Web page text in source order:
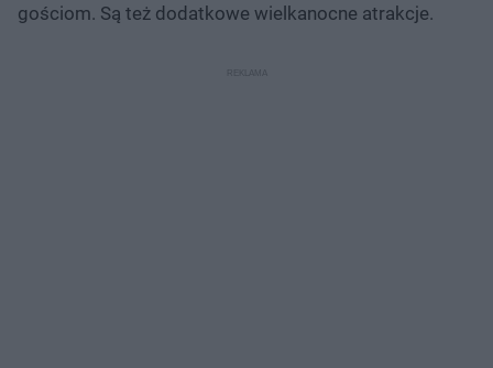
gościom. Są też dodatkowe wielkanocne atrakcje.